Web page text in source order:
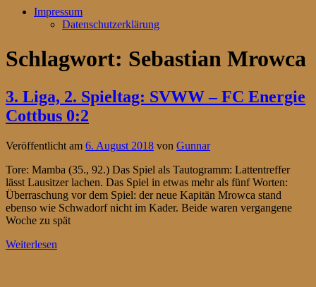
Impressum
Datenschutzerklärung
Schlagwort: Sebastian Mrowca
3. Liga, 2. Spieltag: SVWW – FC Energie
Cottbus 0:2
Veröffentlicht am 6. August 2018 von Gunnar
Tore: Mamba (35., 92.) Das Spiel als Tautogramm: Lattentreffer
lässt Lausitzer lachen. Das Spiel in etwas mehr als fünf Worten:
Überraschung vor dem Spiel: der neue Kapitän Mrowca stand
ebenso wie Schwadorf nicht im Kader. Beide waren vergangene
Woche zu spät
Weiterlesen